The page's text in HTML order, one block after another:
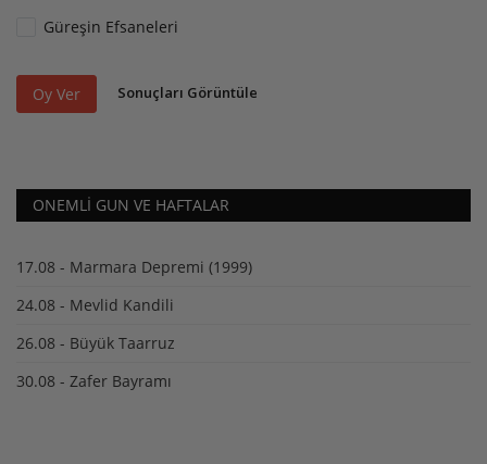
Güreşin Efsaneleri
Oy Ver Sonuçları Görüntüle
ONEMLI GUN VE HAFTALAR
17.08 - Marmara Depremi (1999)
24.08 - Mevlid Kandili
26.08 - Büyük Taarruz
30.08 - Zafer Bayramı